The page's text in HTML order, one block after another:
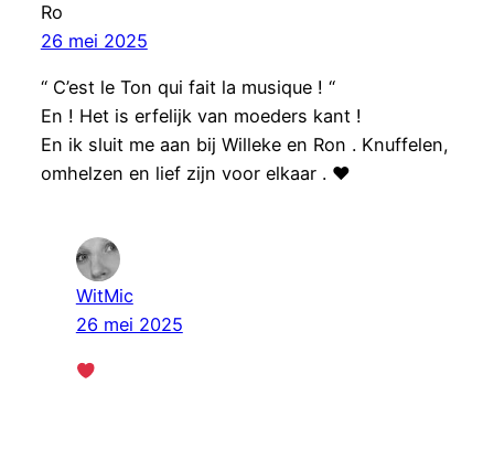
Ro
26 mei 2025
“ C’est le Ton qui fait la musique ! “
En ! Het is erfelijk van moeders kant !
En ik sluit me aan bij Willeke en Ron . Knuffelen,
omhelzen en lief zijn voor elkaar . ♥️
WitMic
26 mei 2025